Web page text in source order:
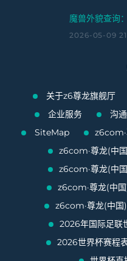
魔兽外貌查询
2026-05-09
关于z6尊龙旗舰厅
企业服务
沟
SiteMap
z6com·尊龙(中
z6com·尊龙(中
z6com·尊龙(中
z6com·尊龙(中国
2026年国际足联
2026世界杯赛程